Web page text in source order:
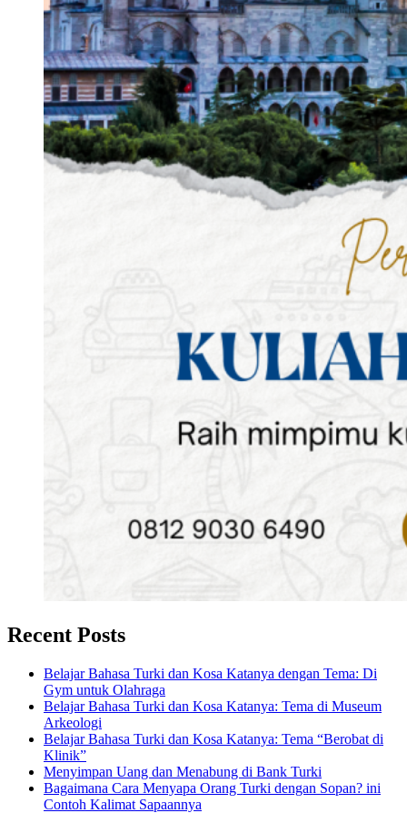
Recent Posts
Belajar Bahasa Turki dan Kosa Katanya dengan Tema: Di
Gym untuk Olahraga
Belajar Bahasa Turki dan Kosa Katanya: Tema di Museum
Arkeologi
Belajar Bahasa Turki dan Kosa Katanya: Tema “Berobat di
Klinik”
Menyimpan Uang dan Menabung di Bank Turki
Bagaimana Cara Menyapa Orang Turki dengan Sopan? ini
Contoh Kalimat Sapaannya